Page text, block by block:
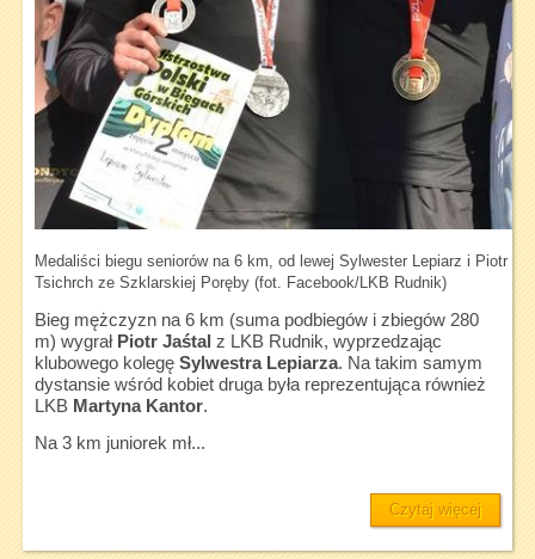
Medaliści biegu seniorów na 6 km, od lewej Sylwester Lepiarz i Piotr
Tsichrch ze Szklarskiej Poręby (fot. Facebook/LKB Rudnik)
Bieg mężczyzn na 6 km (suma podbiegów i zbiegów 280
m) wygrał Piotr Jaśtal z LKB Rudnik, wyprzedzając
klubowego kolegę Sylwestra Lepiarza. Na takim samym
dystansie wśród kobiet druga była reprezentująca również
LKB Martyna Kantor.
Na 3 km juniorek mł...
Czytaj więcej